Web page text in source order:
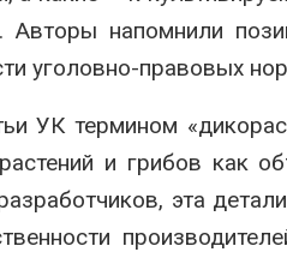
Авторы напомнили
уголовно-правовых
УК термином
и грибов как
эта